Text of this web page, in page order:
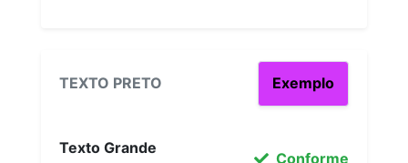
TEXTO PRETO Exemplo
Texto Grande
Conforme